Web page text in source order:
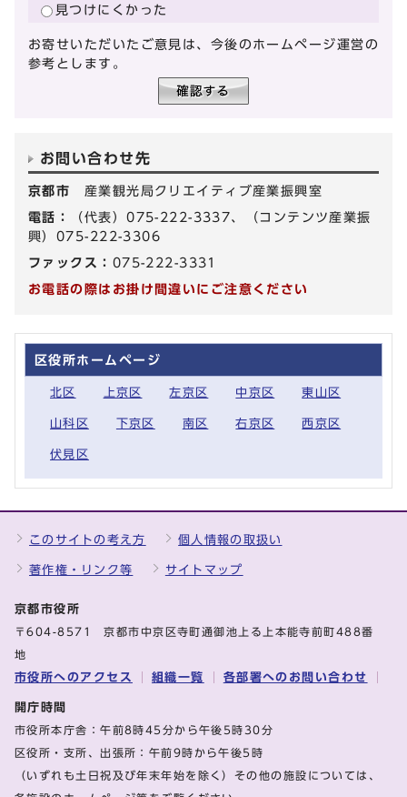
見つけにくかった
お寄せいただいたご意見は、今後のホームページ運営の
参考とします。
お問い合わせ先
京都市 産業観光局クリエイティブ産業振興室
電話：
（代表）075-222-3337、（コンテンツ産業振
興）075-222-3306
ファックス： 075-222-3331
お電話の際はお掛け間違いにご注意ください
区役所ホームページ
北区 上京区 左京区 中京区 東山区
山科区 下京区 南区 右京区 西京区
伏見区
このサイトの考え方 個人情報の取扱い
著作権・リンク等 サイトマップ
京都市役所
〒604-8571 京都市中京区寺町通御池上る上本能寺前町488番
地
市役所へのアクセス 組織一覧 各部署へのお問い合わせ
開庁時間
市役所本庁舎：午前8時45分から午後5時30分
区役所・支所、出張所：午前9時から午後5時
（いずれも土日祝及び年末年始を除く）その他の施設については、